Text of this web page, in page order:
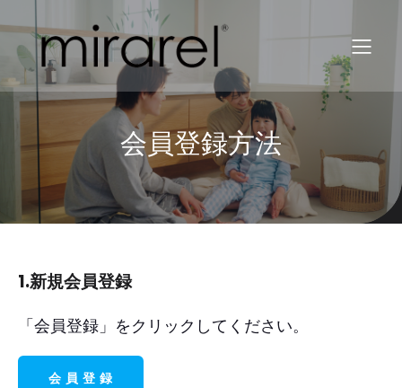
会員登録方法
1.新規会員登録
「会員登録」をクリックしてください。
会 員 登 録